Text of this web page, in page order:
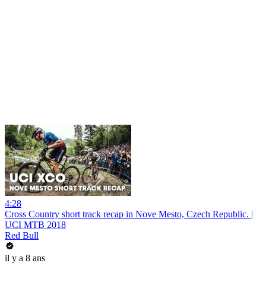
4:28
Cross Country short track recap in Nove Mesto, Czech Republic. |
UCI MTB 2018
Red Bull
il y a 8 ans